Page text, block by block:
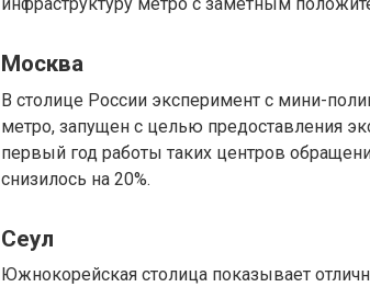
Москва
В столице России эксперимент с мини-
метро, запущен с целью предоставления
первый год работы таких центров
снизилось на 20%.
Сеул
Южнокорейская столица показывает